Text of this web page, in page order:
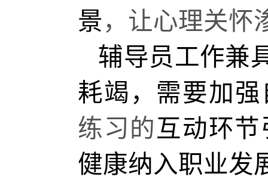
景，让心理关怀
辅导员工作兼
耗竭，需要加
练习的互动环
健康纳入职业发